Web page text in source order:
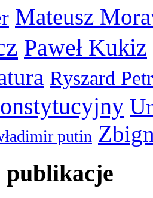
Mateusz
Paweł Kukiz
Ryszard
putin
publikacje